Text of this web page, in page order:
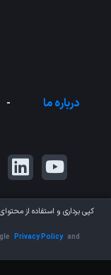
درباره ما -
کپی برداری و استفاده از
Privacy Policy and